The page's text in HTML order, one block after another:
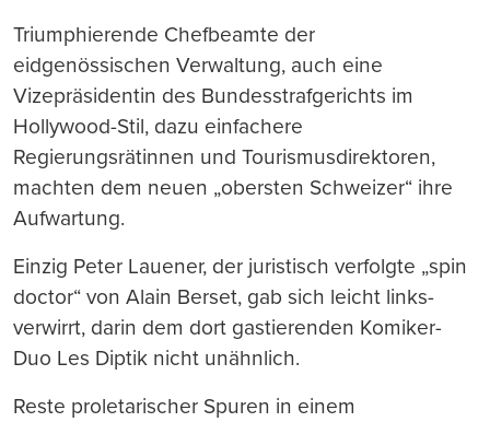
Triumphierende Chefbeamte der
eidgenössischen Verwaltung, auch eine
Vizepräsidentin des Bundesstrafgerichts im
Hollywood-Stil, dazu einfachere
Regierungsrätinnen und Tourismusdirektoren,
machten dem neuen „obersten Schweizer“ ihre
Aufwartung.
Einzig Peter Lauener, der juristisch verfolgte „spin
doctor“ von Alain Berset, gab sich leicht links-
verwirrt, darin dem dort gastierenden Komiker-
Duo Les Diptik nicht unähnlich.
Reste proletarischer Spuren in einem